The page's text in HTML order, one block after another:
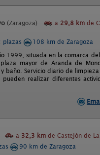
(Zaragoza) a 29,8 km de
plazas
108 km de Zaragoza
1999, situada en la comarca
mayor de Aranda de
baño. Servicio diario de
realizar diferentes
a 32,3 km de Castejón de
90 km de Zaragoza